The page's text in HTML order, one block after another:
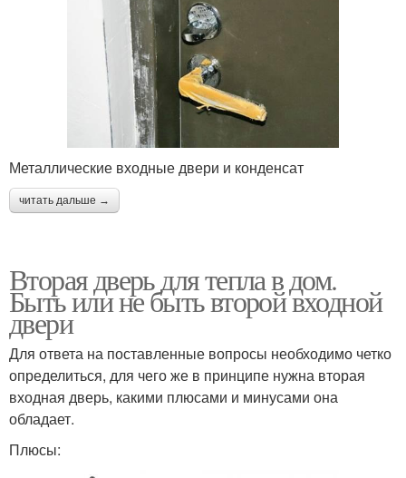
Металлические входные двери и конденсат
читать дальше →
Вторая дверь для тепла в дом.
Быть или не быть второй входной
двери
Для ответа на поставленные вопросы необходимо четко
определиться, для чего же в принципе нужна вторая
входная дверь, какими плюсами и минусами она
обладает.
Плюсы: